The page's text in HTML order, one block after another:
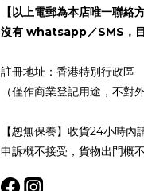
【以上電郵為本店唯一聯絡方
沒有 whatsapp／SMS，目
註冊地址：香港特別行政區
（僅作商業登記用途，不對外
【恕無保養】收貨24小時
申訴概不接受，貨物出門概不